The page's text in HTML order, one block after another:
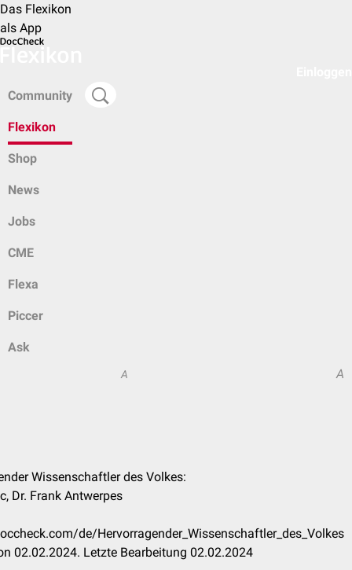
Das Flexikon
als App
Community
Flexikon
Shop
News
Jobs
CME
Flexa
Piccer
Ask
A A
Wissenschaftler des Volkes:
Dr. Frank Antwerpes
de/Hervorragender_Wissenschaftler_des_Volkes
02.02.2024. Letzte Bearbeitung 02.02.2024